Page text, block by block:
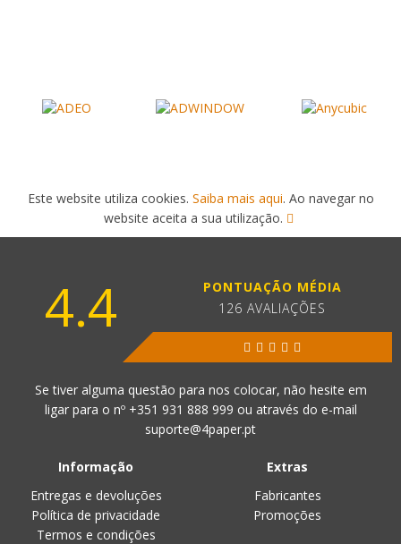
Este website utiliza cookies. Saiba mais aqui. Ao navegar no
website aceita a sua utilização.
4.4
PONTUAÇÃO MÉDIA
126 AVALIAÇÕES
Se tiver alguma questão para nos colocar, não hesite em
ligar para o nº +351 931 888 999 ou através do e-mail
suporte@4paper.pt
Informação
Entregas e devoluções
Política de privacidade
Termos e condições
Extras
Fabricantes
Promoções